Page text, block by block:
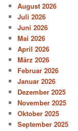
August 2026
Juli 2026
Juni 2026
Mai 2026
April 2026
März 2026
Februar 2026
Januar 2026
Dezember 2025
November 2025
Oktober 2025
September 2025